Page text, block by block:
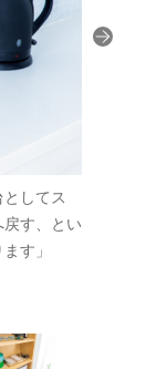
してス
戻す、とい
す」